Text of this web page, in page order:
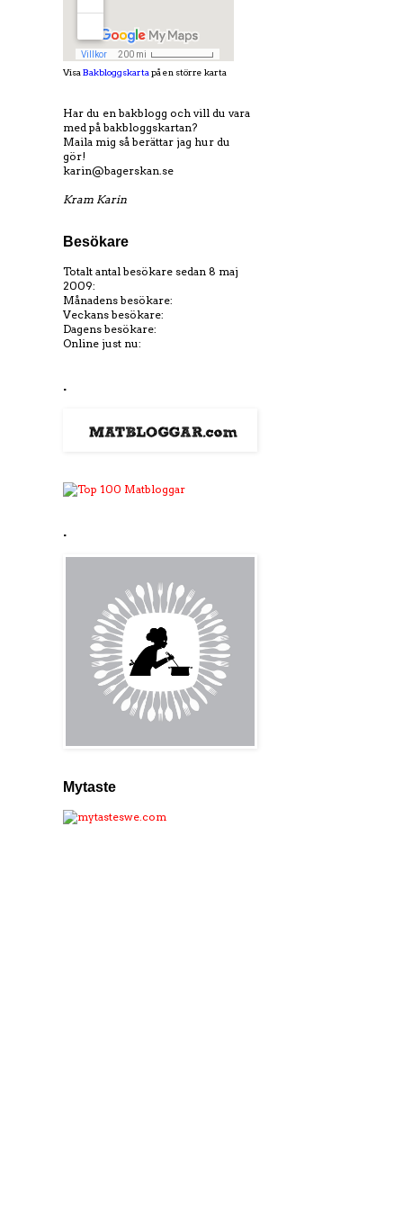
Visa Bakbloggskarta på en större karta
Har du en bakblogg och vill du vara
med på bakbloggskartan?
Maila mig så berättar jag hur du
gör!
karin@bagerskan.se
Kram Karin
Besökare
Totalt antal besökare sedan 8 maj
2009:
Månadens besökare:
Veckans besökare:
Dagens besökare:
Online just nu:
.
.
Mytaste